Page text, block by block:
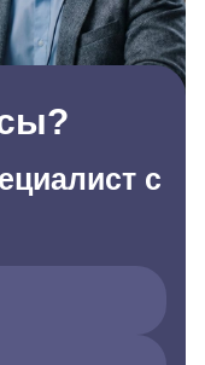
с